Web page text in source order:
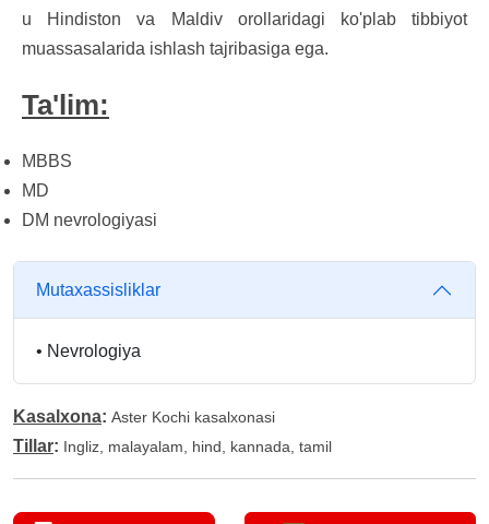
u Hindiston va Maldiv orollaridagi ko'plab tibbiyot
muassasalarida ishlash tajribasiga ega.
Ta'lim:
MBBS
MD
DM nevrologiyasi
Mutaxassisliklar
• Nevrologiya
Kasalxona: Aster Kochi kasalxonasi
Tillar: Ingliz, malayalam, hind, kannada, tamil